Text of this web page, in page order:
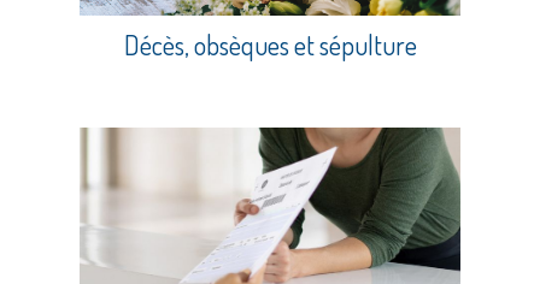
Décès, obsèques et sépulture